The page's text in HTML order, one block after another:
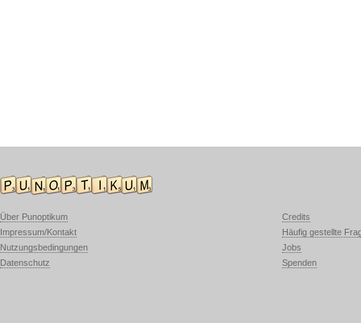
Über Punoptikum
Impressum/Kontakt
Nutzungsbedingungen
Datenschutz
Credits
Häufig gestellte
Jobs
Spenden